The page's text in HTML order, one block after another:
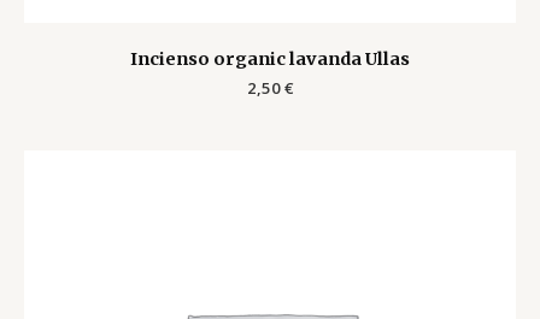
Incienso organic lavanda Ullas
2,50€